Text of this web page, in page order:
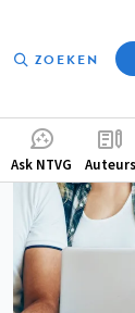
ZOEKEN
menu
Ask NTVG Auteurs